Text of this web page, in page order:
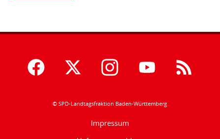
© SPD-Landtagsfraktion Baden-Württemberg
Impressum